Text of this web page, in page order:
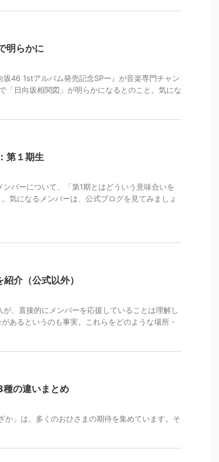
明らかに
46 1stアルバム発売記念SPー』が音楽専門チャン
「日向坂相関図」が明らかになるとのこと。気にな
第１期生
バーについて、「第1期とはどういう意味合いを
気になるメンバーは、公式ブログを見てみましょ
介（公式以外）
、直接的にメンバーを応援していることは理解し
あるというのも事実。これらをどのような場所・
種の違いまとめ
」は、多くのおひさまの期待を集めています。そ